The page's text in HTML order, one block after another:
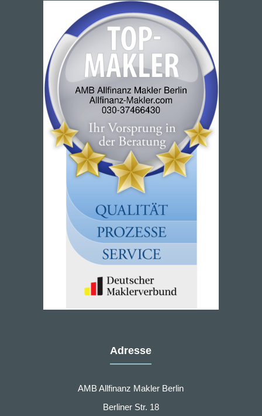
Adresse
AMB Allfinanz Makler Berlin
Berliner Str. 18